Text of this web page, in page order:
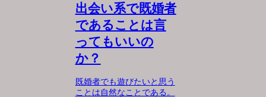
出会い系で既婚者
であることは言
ってもいいの
か？
既婚者でも遊びたいと思う
ことは自然なことである。